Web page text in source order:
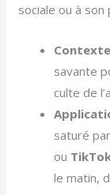
sociale ou à
Contexte
savante
culte de
saturé
ou
le matin,